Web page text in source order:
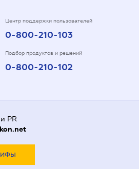
Центр поддержки пользователей
0-800-210-103
Подбор продуктов и решений
0-800-210-102
PR